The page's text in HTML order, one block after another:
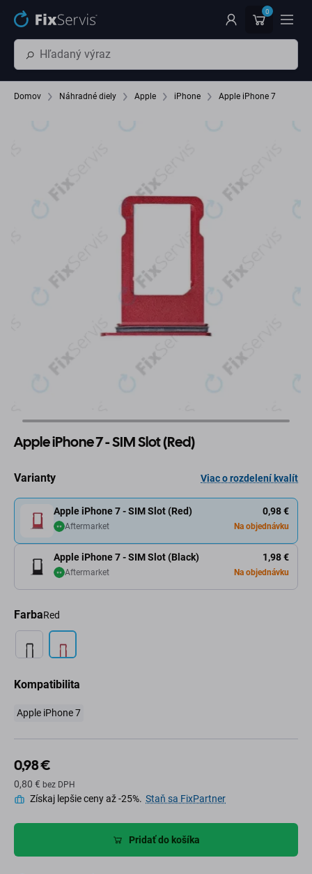
Preskočiť na hlavný obsah 0
Domov Náhradné diely Apple iPhone Apple iPhone 7
Apple iPhone 7 - SIM Slot (Red)
Varianty Viac o rozdelení kvalít
Apple iPhone 7 - SIM Slot (Red) 0,98 €
Aftermarket Na objednávku
Apple iPhone 7 - SIM Slot (Black) 1,98 €
Aftermarket Na objednávku
FarbaRed
Kompatibilita
Apple iPhone 7
0,98 €
0,80 € bez DPH
Získaj lepšie ceny až -25%. Staň sa FixPartner
Pridať do košíka